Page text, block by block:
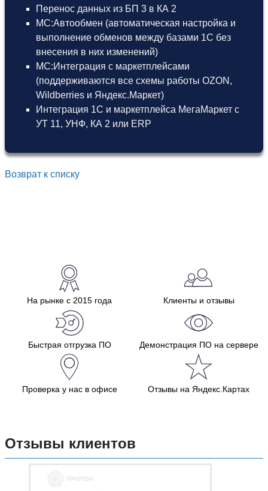
Перенос данных из БП 3 в КА 2
МС:Автообмен (автоматическая настройка и
выполнение обменов между базами 1С без
внесения в них изменений)
МС:Интеграция с маркетплейсами
(поддерживаются все схемы работы OZON,
Wildberries и Яндекс.Маркет)
Интеграция 1С и маркетплейса МегаМаркет с
УТ 11, УНФ, КА 2 или ERP
Возврат к списку
На рынке с 2015 года Клиенты и отзывы
Быстрая отгрузка ПО Демонстрация ПО на сервере
Проверка у нас в офисе Отзывы на Яндекс.Картах
Отзывы клиентов